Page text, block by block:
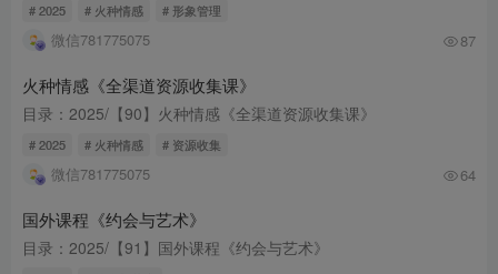
# 2025 # 火种情感 # 形象管理
微信781775075 87
火种情感《全渠道资源收集课》
目录：2025/【90】火种情感《全渠道资源收集课》
# 2025 # 火种情感 # 资源收集
微信781775075 64
国外课程《约会与艺术》
目录：2025/【91】国外课程《约会与艺术》